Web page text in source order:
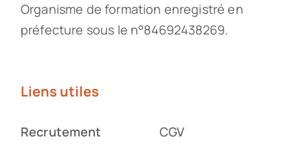
Organisme de formation enregistré en
préfecture sous le n°84692438269.
Liens utiles
Recrutement
CGV